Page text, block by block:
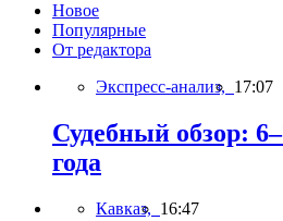
Новое
Популярные
От редактора
Экспресс-анализ, 17:07
Судебный обзор:
года
Кавказ, 16:47